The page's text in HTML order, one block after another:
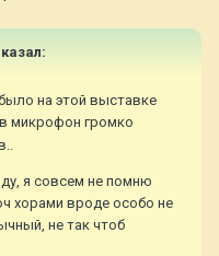
на этой выставке
микрофон громко
я совсем не помню
хорами вроде особо не
не так чтоб